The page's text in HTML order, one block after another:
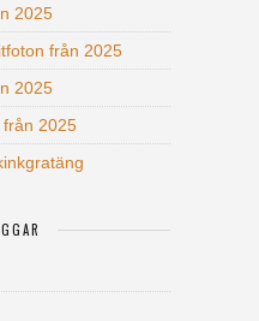
2025
från 2025
2025
2025